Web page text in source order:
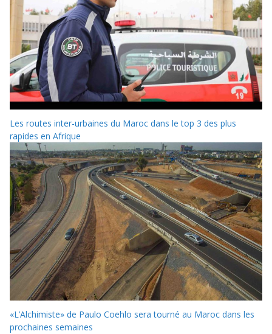
Les routes inter-urbaines du Maroc dans le top 3 des plus
rapides en Afrique
«L’Alchimiste» de Paulo Coehlo sera tourné au Maroc dans les
prochaines semaines